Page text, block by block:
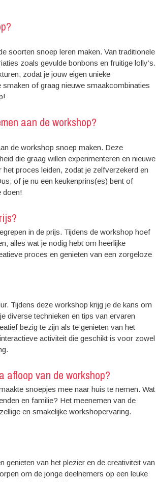
soorten snoep leren maken. Van traditionele
zoals gevulde bonbons en fruitige lolly’s.
zodat je jouw eigen unieke
of graag nieuwe smaakcombinaties
aan de workshop?
de workshop snoep maken. Deze
die graag willen experimenteren en nieuwe
proces leiden, zodat je zelfverzekerd en
of je nu een keukenprins(es) bent of
doen!
in de prijs. Tijdens de workshop hoef
alles wat je nodig hebt om heerlijke
proces en genieten van een zorgeloze
Tijdens deze workshop krijg je de kans om
diverse technieken en tips van ervaren
bezig te zijn als te genieten van het
activiteit die geschikt is voor zowel
afloop van de workshop?
snoepjes mee naar huis te nemen. Wat
en familie? Het meenemen van de
en smakelijke workshopervaring.
genieten van het plezier en de creativiteit van
om de jonge deelnemers op een leuke